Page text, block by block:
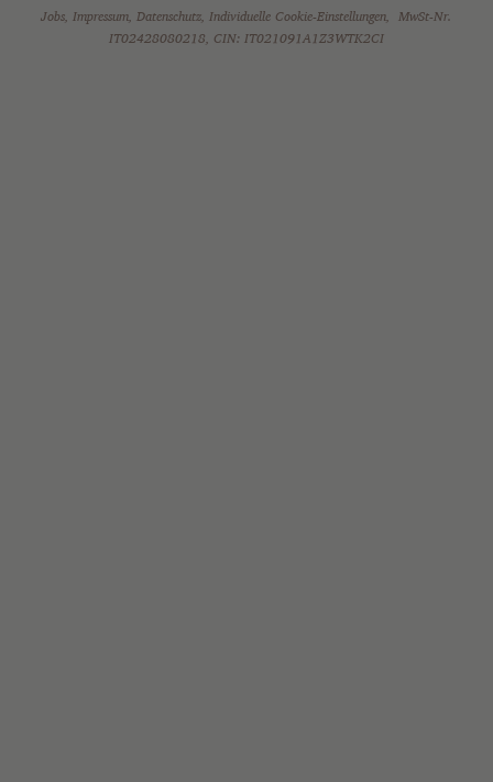
Jobs,Impressum,Datenschutz,Individuelle Cookie-Einstellungen,MwSt-Nr.
IT02428080218, CIN: IT021091A1Z3WTK2CI